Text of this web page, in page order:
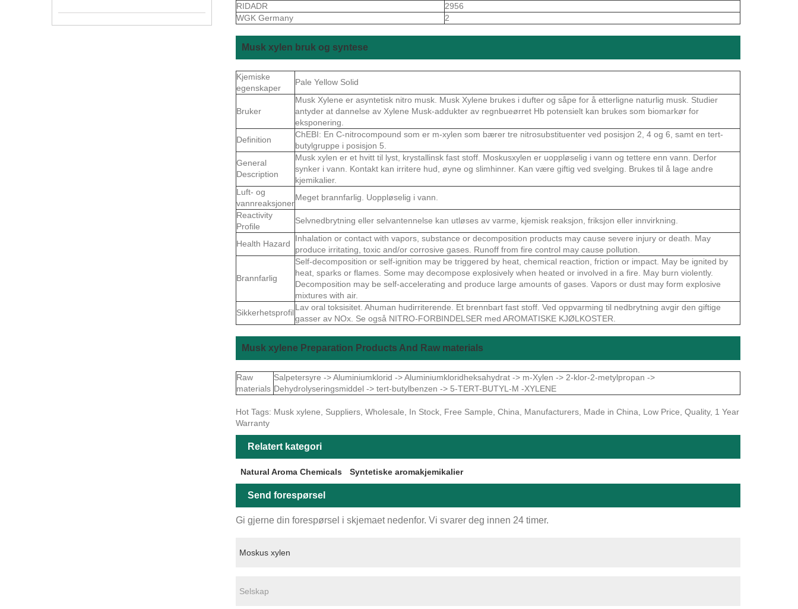
RIDADR
2956
WGK Germany
2
Musk xylen bruk og syntese
Kjemiske
egenskaper
Pale Yellow Solid
Bruker
Musk Xylene er asyntetisk nitro musk. Musk Xylene brukes i dufter og såpe for å etterligne naturlig musk. Studier
antyder at dannelse av Xylene Musk-addukter av regnbueørret Hb potensielt kan brukes som biomarkør for
eksponering.
Definition
ChEBI: En C-nitrocompound som er m-xylen som bærer tre nitrosubstituenter ved posisjon 2, 4 og 6, samt en tert-
butylgruppe i posisjon 5.
General
Description
Musk xylen er et hvitt til lyst, krystallinsk fast stoff. Moskusxylen er uoppløselig i vann og tettere enn vann. Derfor
synker i vann. Kontakt kan irritere hud, øyne og slimhinner. Kan være giftig ved svelging. Brukes til å lage andre
kjemikalier.
Luft- og
vannreaksjoner
Meget brannfarlig. Uoppløselig i vann.
Reactivity
Profile
Selvnedbrytning eller selvantennelse kan utløses av varme, kjemisk reaksjon, friksjon eller innvirkning.
Health Hazard
Inhalation or contact with vapors, substance or decomposition products may cause severe injury or death. May
produce irritating, toxic and/or corrosive gases. Runoff from fire control may cause pollution.
Brannfarlig
Self-decomposition or self-ignition may be triggered by heat, chemical reaction, friction or impact. May be ignited by
heat, sparks or flames. Some may decompose explosively when heated or involved in a fire. May burn violently.
Decomposition may be self-accelerating and produce large amounts of gases. Vapors or dust may form explosive
mixtures with air.
Sikkerhetsprofil
Lav oral toksisitet. Ahuman hudirriterende. Et brennbart fast stoff. Ved oppvarming til nedbrytning avgir den giftige
gasser av NOx. Se også NITRO-FORBINDELSER med AROMATISKE KJØLKOSTER.
Musk xylene Preparation Products And Raw materials
Raw
materials
Salpetersyre -> Aluminiumklorid -> Aluminiumkloridheksahydrat -> m-Xylen -> 2-klor-2-metylpropan ->
Dehydrolyseringsmiddel -> tert-butylbenzen -> 5-TERT-BUTYL-M -XYLENE
Hot Tags: Musk xylene, Suppliers, Wholesale, In Stock, Free Sample, China, Manufacturers, Made in China, Low Price, Quality, 1 Year
Warranty
Relatert kategori
Natural Aroma Chemicals Syntetiske aromakjemikalier
Send forespørsel
Gi gjerne din forespørsel i skjemaet nedenfor. Vi svarer deg innen 24 timer.